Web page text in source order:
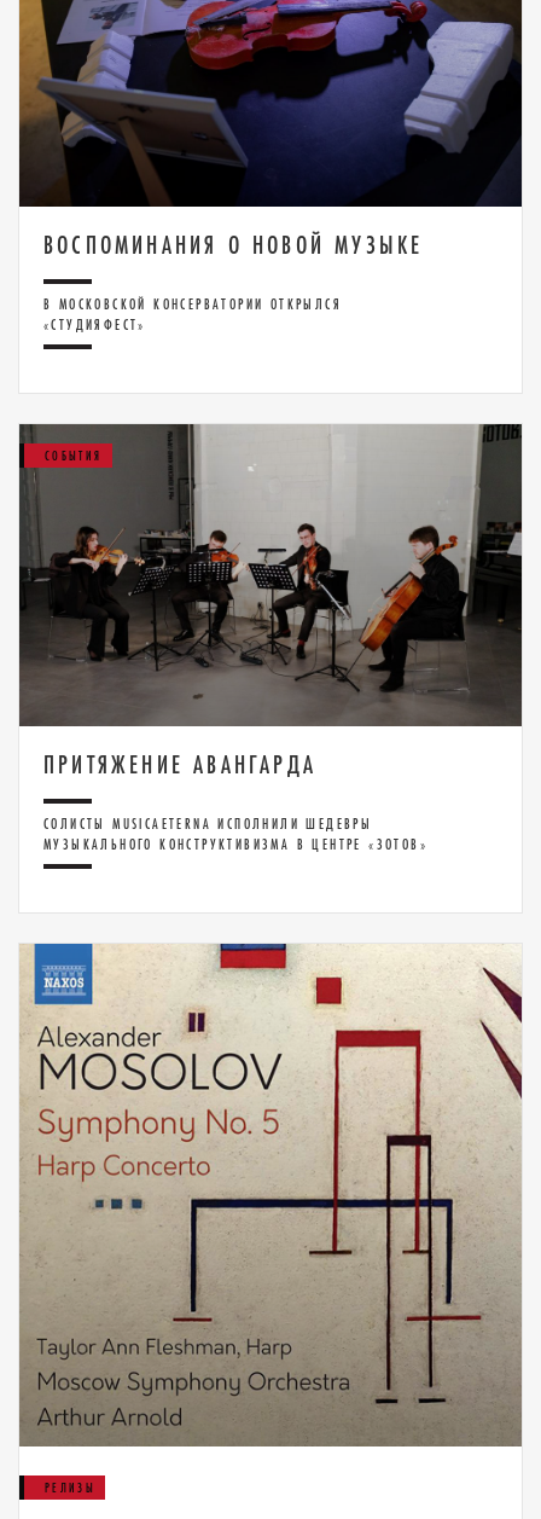
ВОСПОМИНАНИЯ О НОВОЙ МУЗЫКЕ
В МОСКОВСКОЙ КОНСЕРВАТОРИИ ОТКРЫЛСЯ
«СТУДИЯФЕСТ»
СОБЫТИЯ
ПРИТЯЖЕНИЕ АВАНГАРДА
СОЛИСТЫ MUSICAETERNA ИСПОЛНИЛИ ШЕДЕВРЫ
МУЗЫКАЛЬНОГО КОНСТРУКТИВИЗМА В ЦЕНТРЕ «ЗОТОВ»
РЕЛИЗЫ